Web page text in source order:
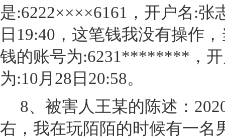
是:6222××××6161，开户名:张
日19:40，这笔钱我没有操作
钱的账号为:6231********，开
为:10月28日20:58。
8、被害人王某的陈述：
右，我在玩陌陌的时候有一名